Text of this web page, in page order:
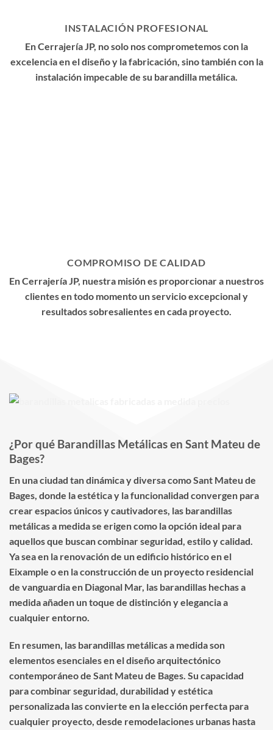
INSTALACIÓN PROFESIONAL
En Cerrajería JP, no solo nos comprometemos con la
excelencia en el diseño y la fabricación, sino también con la
instalación impecable de su barandilla metálica.
COMPROMISO DE CALIDAD
En Cerrajería JP, nuestra misión es proporcionar a nuestros
clientes en todo momento un servicio excepcional y
resultados sobresalientes en cada proyecto.
¿Por qué Barandillas Metálicas en Sant Mateu de
Bages?
En una ciudad tan dinámica y diversa como Sant Mateu de
Bages, donde la estética y la funcionalidad convergen para
crear espacios únicos y cautivadores, las barandillas
metálicas a medida se erigen como la opción ideal para
aquellos que buscan combinar seguridad, estilo y calidad.
Ya sea en la renovación de un edificio histórico en el
Eixample o en la construcción de un proyecto residencial
de vanguardia en Diagonal Mar, las barandillas hechas a
medida añaden un toque de distinción y elegancia a
cualquier entorno.
En resumen, las barandillas metálicas a medida son
elementos esenciales en el diseño arquitectónico
contemporáneo de Sant Mateu de Bages. Su capacidad
para combinar seguridad, durabilidad y estética
personalizada las convierte en la elección perfecta para
cualquier proyecto, desde remodelaciones urbanas hasta